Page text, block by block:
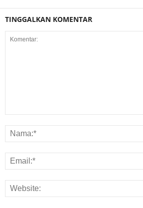
TINGGALKAN KOMENTAR